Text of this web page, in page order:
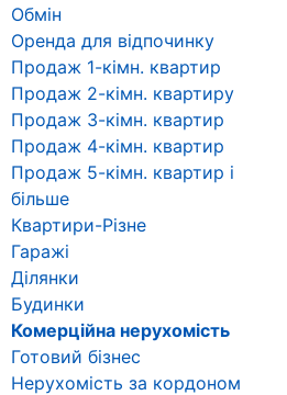
Обмін
Оренда для відпочинку
Продаж 1-кімн. квартир
Продаж 2-кімн. квартиру
Продаж 3-кімн. квартир
Продаж 4-кімн. квартир
Продаж 5-кімн. квартир і
більше
Квартири-Різне
Гаражі
Ділянки
Будинки
Комерційна нерухомість
Готовий бізнес
Нерухомість за кордоном